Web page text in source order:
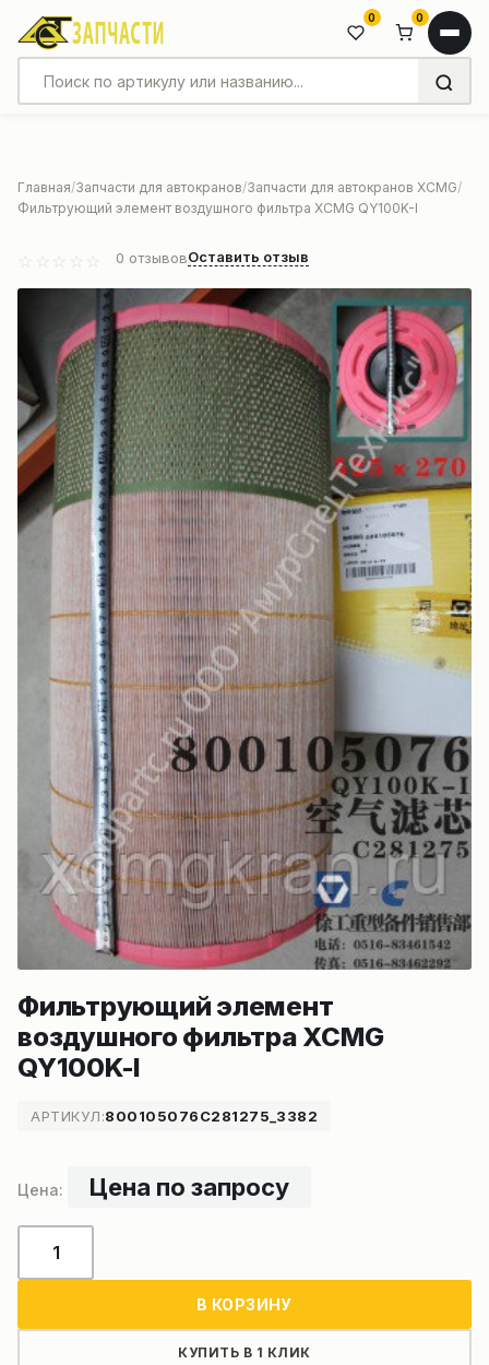
0 0
Главная Запчасти для автокранов Запчасти для автокранов XCMG
Фильтрующий элемент воздушного фильтра XCMG QY100K-I
0 отзывовОставить отзыв
Фильтрующий элемент
воздушного фильтра XCMG
QY100K-I
АРТИКУЛ:800105076C281275_3382
Цена по запросу
товара
В КОРЗИНУ
КУПИТЬ В 1 КЛИК